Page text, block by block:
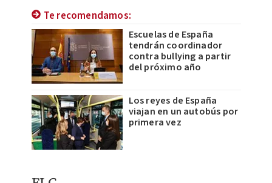
Te recomendamos:
Escuelas de España
tendrán coordinador
contra bullying a partir
del próximo año
Los reyes de España
viajan en un autobús por
primera vez